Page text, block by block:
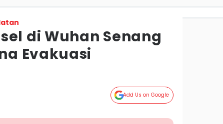
di Wuhan Senang
Evakuasi
Add Us on Google